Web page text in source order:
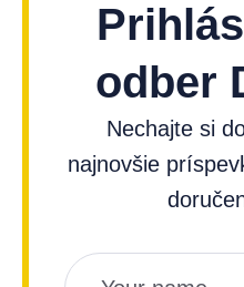
odber
Nechajte si
najnovšie
Názov
Email